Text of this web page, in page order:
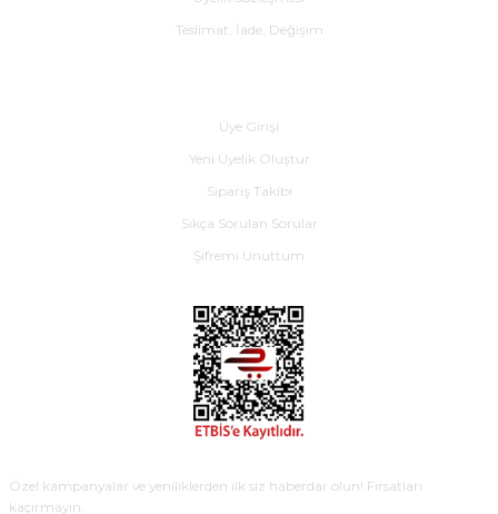
Teslimat, İade, Değişim
Üye Girişi
Yeni Üyelik Oluştur
Sipariş Takibi
Sıkça Sorulan Sorular
Şifremi Unuttum
Özel kampanyalar ve yeniliklerden ilk siz haberdar olun! Fırsatları
kaçırmayın.